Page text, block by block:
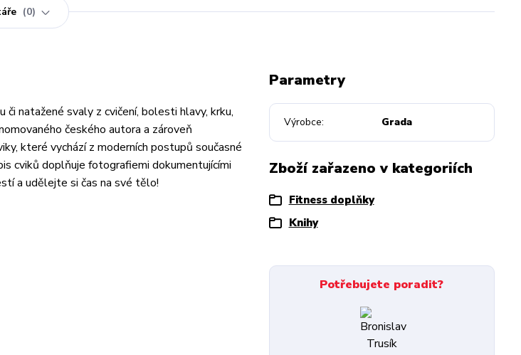
0
natažené svaly z cvičení, bolesti hlavy, krku,
českého autora a zároveň
které vychází z moderních postupů současné
cviků doplňuje fotografiemi dokumentujícími
a udělejte si čas na své tělo!
Parametry
Výrobce Grada
Zboží zařazeno v kategoriích
Fitness doplňky
Knihy
Potřebujete poradit?